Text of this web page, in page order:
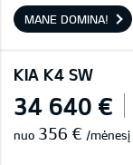
MANE DOMINA!
KIA K4 SW
34 640 €
nuo 356 € /mėnesį